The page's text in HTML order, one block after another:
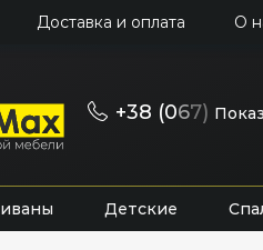
Доставка и оплата О
+38 (067)
Детские